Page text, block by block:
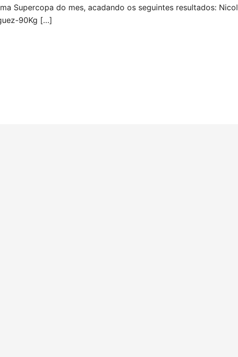
Supercopa do mes, acadando os seguintes resultados:
90Kg […]